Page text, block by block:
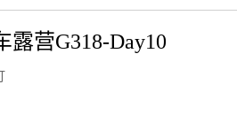
营G318-Day10